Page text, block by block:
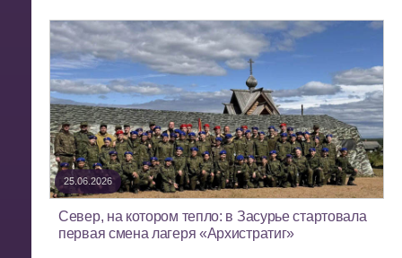
25.06.2026
Север, на котором тепло: в Засурье стартовала
первая смена лагеря «Архистратиг»